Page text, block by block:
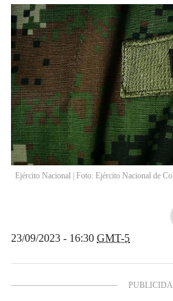
Ejército Nacional | Foto: Ejército Nacional de
23/09/2023 - 16:30 GMT-5